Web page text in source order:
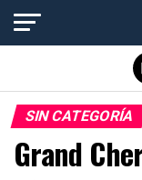
SIN CATEGORÍA
Grand